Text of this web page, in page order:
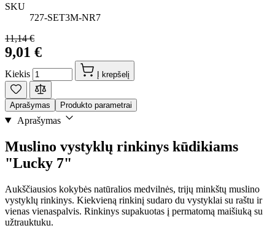
SKU
727-SET3M-NR7
11,14 €
9,01 €
Kiekis Į krepšelį
Aprašymas Produkto parametrai
Aprašymas
Muslino vystyklų rinkinys kūdikiams
"Lucky 7"
Aukščiausios kokybės natūralios medvilnės, trijų minkštų muslino
vystyklų rinkinys. Kiekvieną rinkinį sudaro du vystyklai su raštu ir
vienas vienaspalvis. Rinkinys supakuotas į permatomą maišiuką su
užtrauktuku.